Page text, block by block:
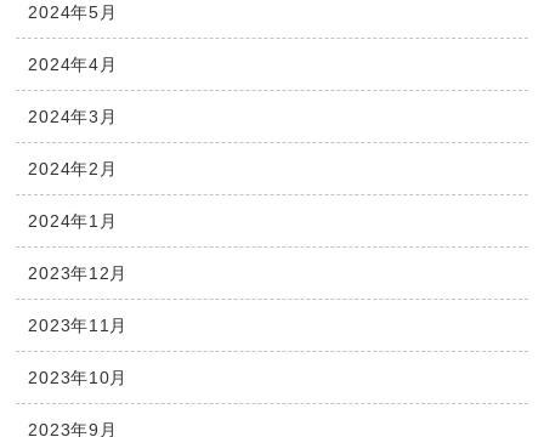
2024年5月
2024年4月
2024年3月
2024年2月
2024年1月
2023年12月
2023年11月
2023年10月
2023年9月